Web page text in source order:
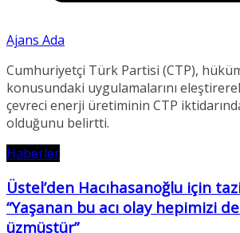
Ajans Ada
Cumhuriyetçi Türk Partisi (CTP),
konusundaki uygulamalarını
çevreci enerji üretiminin CTP
olduğunu belirtti.
Haberler
Üstel’den Hacıhasanoğlu için
“Yaşanan bu acı olay hepimizi
üzmüştür”